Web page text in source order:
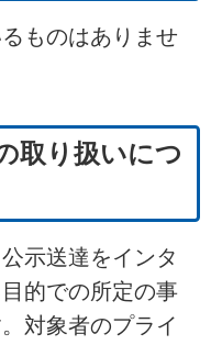
ものはありませ
取り扱いにつ
示送達をインタ
的での所定の事
対象者のプライ